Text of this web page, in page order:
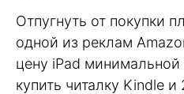
Отпугнуть от покупки
одной из реклам
цену iPad
купить читалку Kindle и